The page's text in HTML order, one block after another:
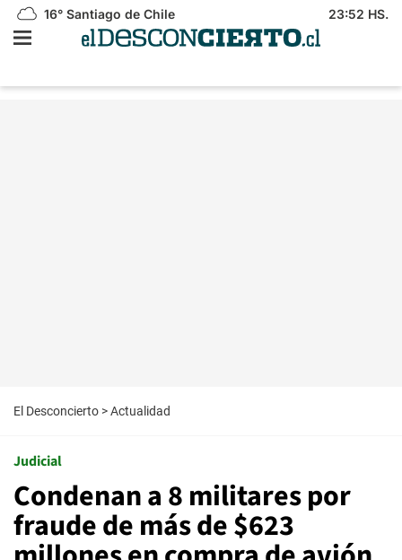
16° Santiago de Chile 23:52 HS.
El Desconcierto >Actualidad
Judicial
Condenan a 8 militares por
fraude de más de $623